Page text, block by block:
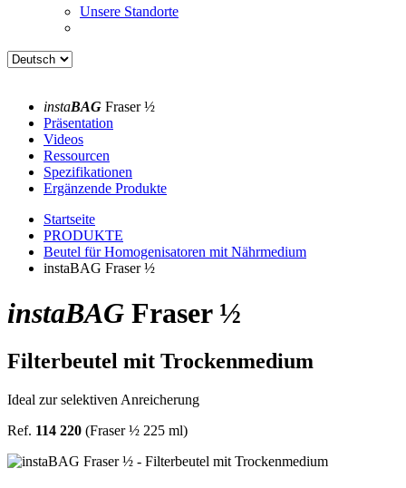
Unsere Standorte
instaBAG Fraser ½
Präsentation
Videos
Ressourcen
Spezifikationen
Ergänzende Produkte
Startseite
PRODUKTE
Beutel für Homogenisatoren mit Nährmedium
instaBAG Fraser ½
instaBAG Fraser ½
Filterbeutel mit Trockenmedium
Ideal zur selektiven Anreicherung
Ref. 114 220 (Fraser ½ 225 ml)